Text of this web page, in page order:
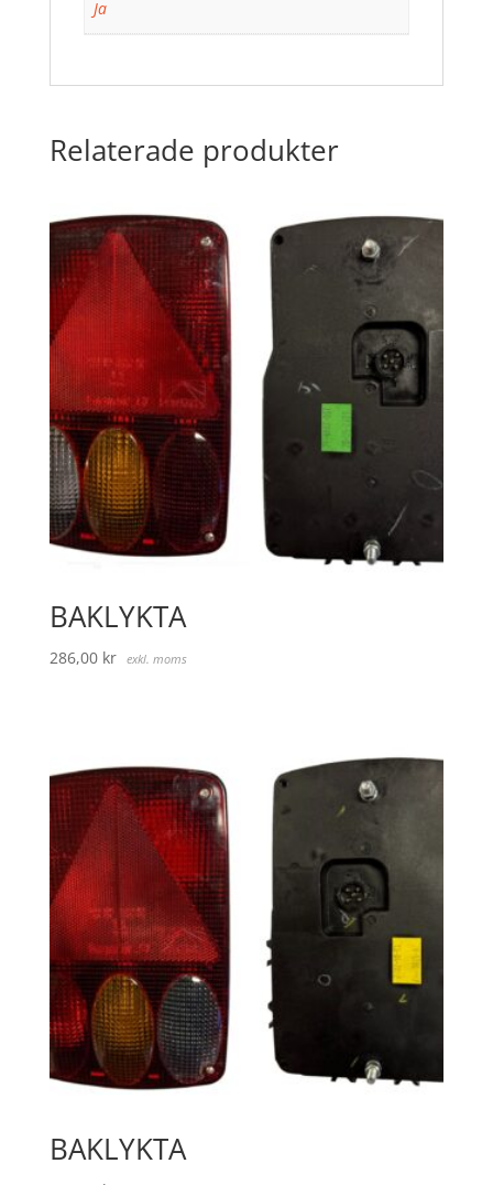
Ja
Relaterade produkter
BAKLYKTA
286,00 kr exkl. moms
BAKLYKTA